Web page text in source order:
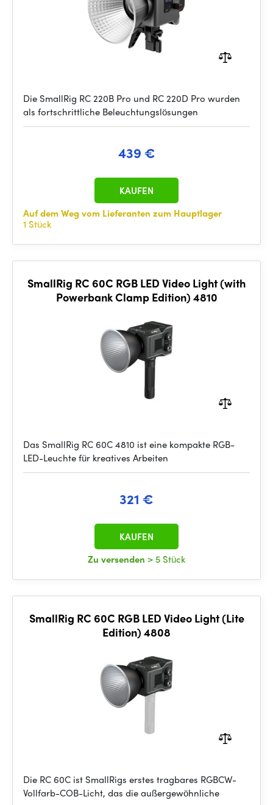
Die SmallRig RC 220B Pro und RC 220D Pro wurden
als fortschrittliche Beleuchtungslösungen
439 €
Auf dem Weg vom Lieferanten zum Hauptlager
1 Stück
KAUFEN
SmallRig RC 60C RGB LED Video Light (with
Powerbank Clamp Edition) 4810
Das SmallRig RC 60C 4810 ist eine kompakte RGB-
LED-Leuchte für kreatives Arbeiten
321 €
Zu versenden > 5 Stück
KAUFEN
SmallRig RC 60C RGB LED Video Light (Lite
Edition) 4808
Die RC 60C ist SmallRigs erstes tragbares RGBCW-
Vollfarb-COB-Licht, das die außergewöhnliche